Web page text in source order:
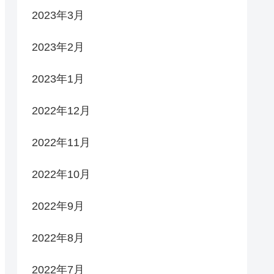
2023年3月
2023年2月
2023年1月
2022年12月
2022年11月
2022年10月
2022年9月
2022年8月
2022年7月